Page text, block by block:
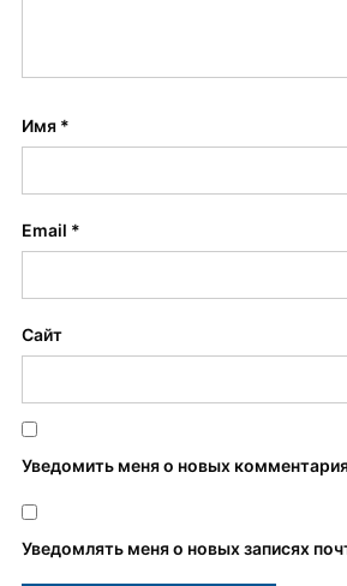
Имя *
Email *
Сайт
Уведомить меня о новых
Уведомлять меня о новых записях